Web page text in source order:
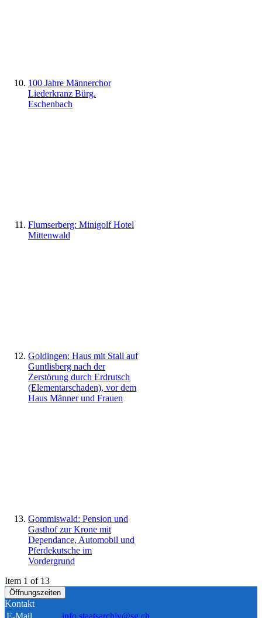
100 Jahre Männerchor
Liederkranz Bürg.
Eschenbach
Flumserberg: Minigolf Hotel
Mittenwald
Goldingen: Haus mit Stall auf
Guntlisberg nach der
Zerstörung durch Erdrutsch
(Elementarschaden), vor dem
Haus Männer und Frauen
Gommiswald: Pension und
Gasthof zur Krone mit
Dependance, Automobil und
Pferdekutsche im
Vordergrund
Item 1 of 13
Öffnungszeiten
Kontakt
E-Mail
info.staatsarchiv@sg.ch